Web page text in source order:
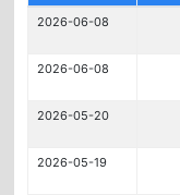
2026-06-08
2026-06-08
2026-05-20
2026-05-19